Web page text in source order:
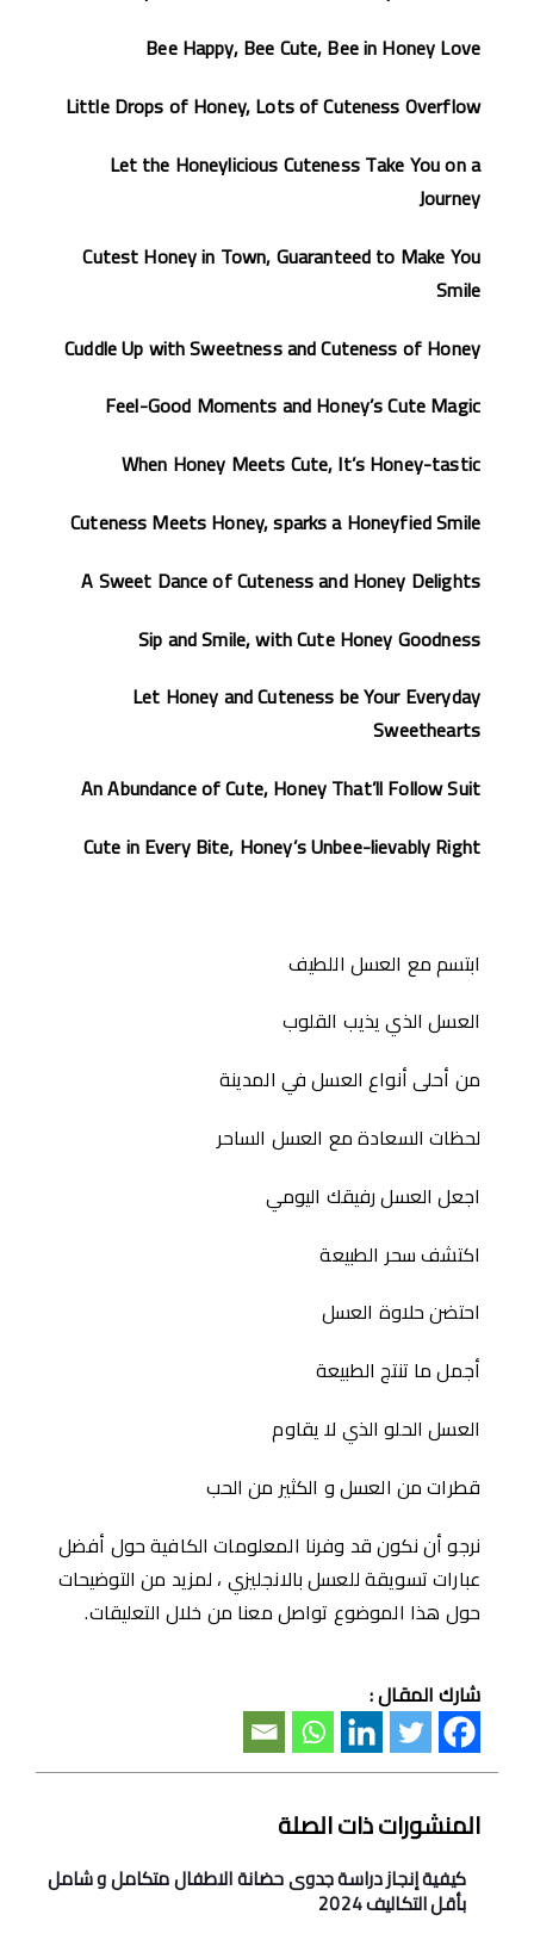
Bee Happy, Bee Cute, Bee in Honey Love
Little Drops of Honey, Lots of Cuteness Overflow
Let the Honeylicious Cuteness Take You on a
Journey
Cutest Honey in Town, Guaranteed to Make You
Smile
Cuddle Up with Sweetness and Cuteness of Honey
Feel-Good Moments and Honey’s Cute Magic
When Honey Meets Cute, It’s Honey-tastic
Cuteness Meets Honey, sparks a Honeyfied Smile
A Sweet Dance of Cuteness and Honey Delights
Sip and Smile, with Cute Honey Goodness
Let Honey and Cuteness be Your Everyday
Sweethearts
An Abundance of Cute, Honey That’ll Follow Suit
Cute in Every Bite, Honey’s Unbee-lievably Right
ابتسم مع العسل اللطيف
العسل الذي يذيب القلوب
من أحلى أنواع العسل في المدينة
لحظات السعادة مع العسل الساحر
اجعل العسل رفيقك اليومي
اكتشف سحر الطبيعة
احتضن حلاوة العسل
أجمل ما تنتج الطبيعة
العسل الحلو الذي لا يقاوم
قطرات من العسل و الكثير من الحب
نرجو أن نكون قد وفرنا المعلومات الكافية حول أفضل
عبارات تسويقة للعسل بالانجليزي ، لمزيد من التوضيحات
حول هذا الموضوع تواصل معنا من خلال التعليقات.
شارك المقال :
المنشورات ذات الصلة
كيفية إنجاز دراسة جدوى حضانة الاطفال متكامل و شامل
بأقل التكاليف 2024